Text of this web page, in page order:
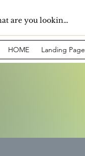
HOME Landing Page